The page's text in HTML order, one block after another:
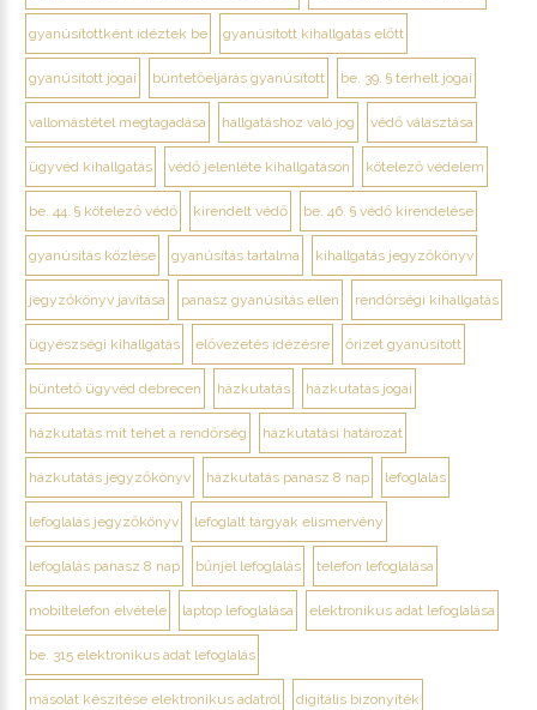
gyanúsítottként idéztek be gyanúsított kihallgatás előtt
gyanúsított jogai büntetőeljárás gyanúsított be. 39. § terhelt jogai
vallomástétel megtagadása hallgatáshoz való jog védő választása
ügyvéd kihallgatás védő jelenléte kihallgatáson kötelező védelem
be. 44. § kötelező védő kirendelt védő be. 46. § védő kirendelése
gyanúsítás közlése gyanúsítás tartalma kihallgatás jegyzőkönyv
jegyzőkönyv javítása panasz gyanúsítás ellen rendőrségi kihallgatás
ügyészségi kihallgatás elővezetés idézésre őrizet gyanúsított
büntető ügyvéd debrecen házkutatás házkutatás jogai
házkutatás mit tehet a rendőrség házkutatási határozat
házkutatás jegyzőkönyv házkutatás panasz 8 nap lefoglalás
lefoglalás jegyzőkönyv lefoglalt tárgyak elismervény
lefoglalás panasz 8 nap bűnjel lefoglalás telefon lefoglalása
mobiltelefon elvétele laptop lefoglalása elektronikus adat lefoglalása
be. 315 elektronikus adat lefoglalás
másolat készítése elektronikus adatról digitális bizonyíték